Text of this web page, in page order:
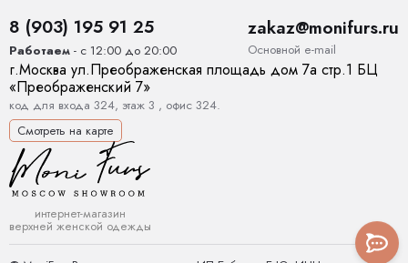
8 (903) 195 91 25
Работаем - с 12:00 до 20:00
zakaz@monifurs.ru
Основной е-mail
г.Москва ул.Преображенская площадь дом 7а стр.1 БЦ
«Преображенский 7»
код для входа 324, этаж 3 , офис 324.
Смотреть на карте
интернет-магазин
верхней женской одежды